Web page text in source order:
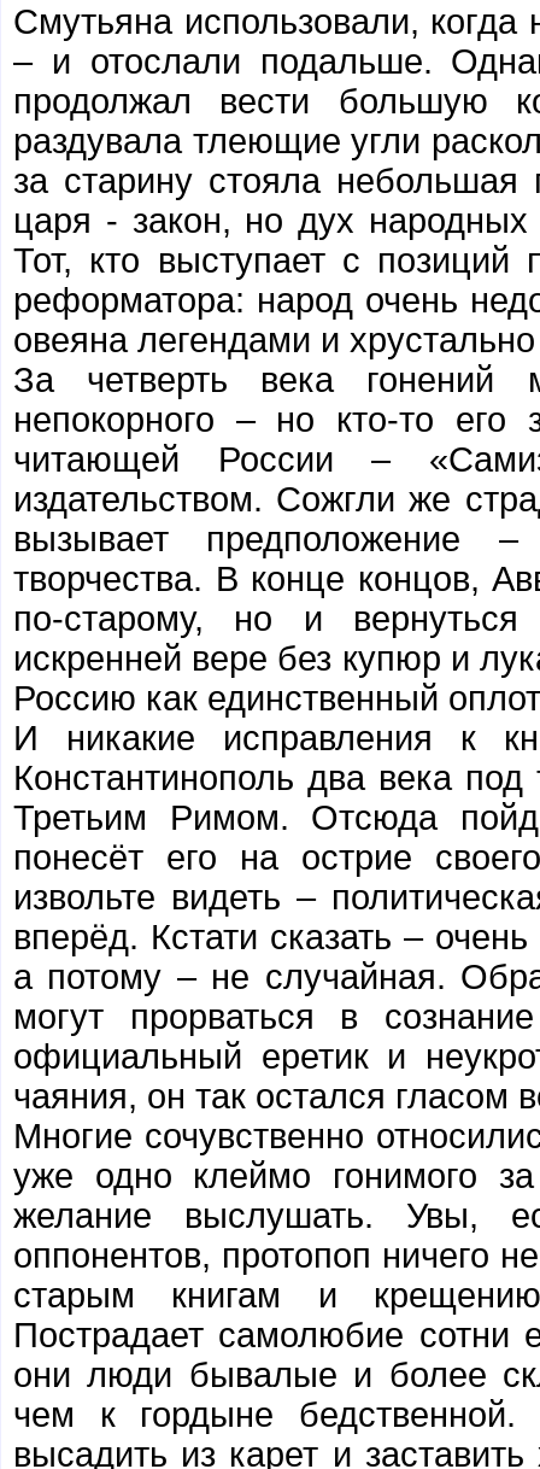
Смутьяна использовали,
– и отослали подальше.
продолжал вести большую
раздувала тлеющие угли
за старину стояла небольшая
царя - закон, но дух народных
Тот, кто выступает с
реформатора: народ очень
овеяна легендами и
За четверть века гонений
непокорного – но кто-то
читающей России –
издательством. Сожгли же
вызывает предположение
творчества. В конце концов,
по-старому, но и вернуться
искренней вере без купюр и
Россию как единственный
И никакие исправления к
Константинополь два века
Третьим Римом. Отсюда
понесёт его на острие
извольте видеть –
вперёд. Кстати сказать –
а потому – не случайная.
могут прорваться в
официальный еретик и
чаяния, он так остался гласом
Многие сочувственно
уже одно клеймо гонимого
желание выслушать. Увы,
оппонентов, протопоп ничего
старым книгам и
Пострадает самолюбие сотни
они люди бывалые и более
чем к гордыне
высадить из карет и